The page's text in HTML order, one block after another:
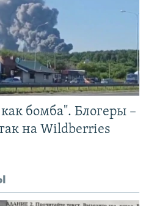
бомба". Блогеры –
на Wildberries